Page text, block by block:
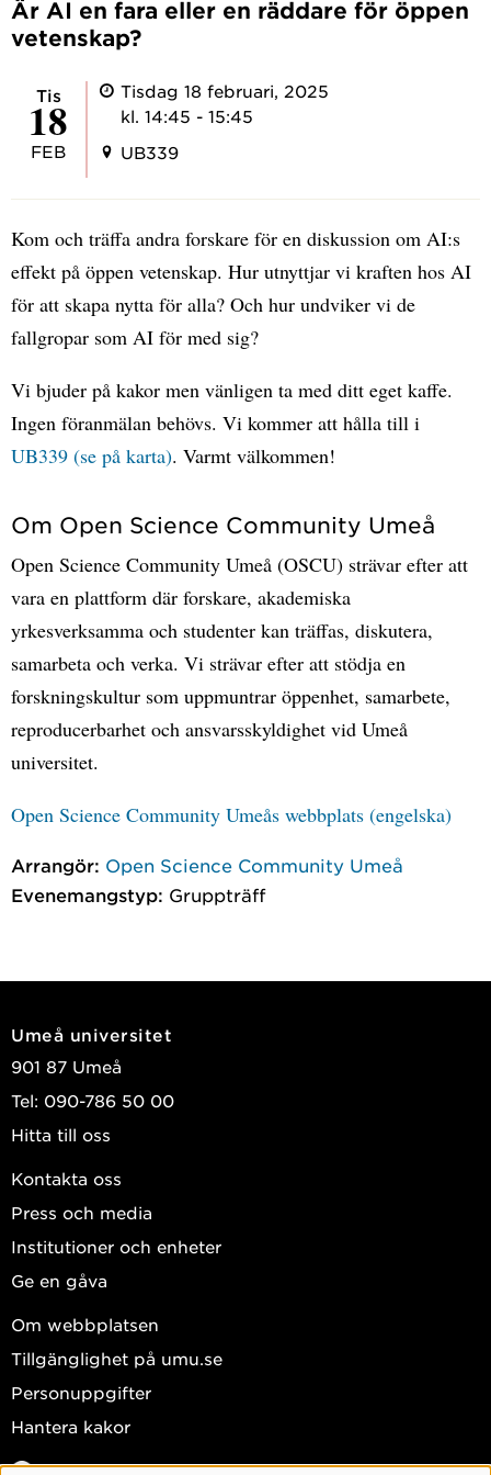
Är AI en fara eller en räddare för öppen
vetenskap?
tis
18
FEB
Tisdag 18 februari, 2025
kl. 14:45 - 15:45
UB339
Kom och träffa andra forskare för en diskussion om AI:s
effekt på öppen vetenskap. Hur utnyttjar vi kraften hos AI
för att skapa nytta för alla? Och hur undviker vi de
fallgropar som AI för med sig?
Vi bjuder på kakor men vänligen ta med ditt eget kaffe.
Ingen föranmälan behövs. Vi kommer att hålla till i
UB339 (se på karta). Varmt välkommen!
Om Open Science Community Umeå
Open Science Community Umeå (OSCU) strävar efter att
vara en plattform där forskare, akademiska
yrkesverksamma och studenter kan träffas, diskutera,
samarbeta och verka. Vi strävar efter att stödja en
forskningskultur som uppmuntrar öppenhet, samarbete,
reproducerbarhet och ansvarsskyldighet vid Umeå
universitet.
Open Science Community Umeås webbplats (engelska)
Arrangör: Open Science Community Umeå
Evenemangstyp: Gruppträff
Umeå universitet
901 87 Umeå
Tel: 090-786 50 00
Hitta till oss
Kontakta oss
Press och media
Institutioner och enheter
Ge en gåva
Om webbplatsen
Tillgänglighet på umu.se
Personuppgifter
Hantera kakor
Facebook